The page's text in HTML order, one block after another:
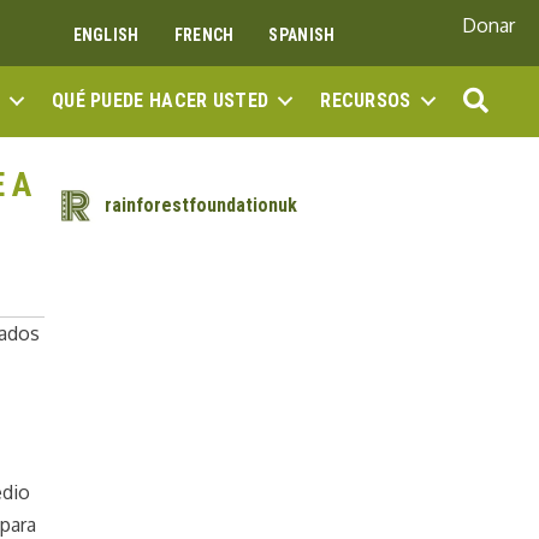
ENGLISH FRENCH SPANISH Donar
QUÉ PUEDE HACER USTED RECURSOS
A
rainforestfoundationuk